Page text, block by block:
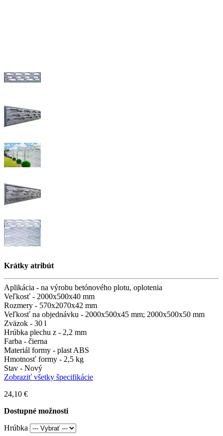
Krátky atribút
Aplikácia - na výrobu betónového plotu, oplotenia
Veľkosť - 2000х500х40 mm
Rozmery - 570х2070х42 mm
Veľkosť na objednávku - 2000x500x45 mm; 2000x500x50 mm
Zväzok - 30 l
Hrúbka plechu z - 2,2 mm
Farba - čierna
Materiál formy - plast ABS
Hmotnosť formy - 2,5 kg
Stav - Nový
Zobraziť všetky špecifikácie
24,10 €
Dostupné možnosti
Hrúbka